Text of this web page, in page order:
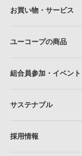
お買い物・サービス
ユーコープの商品
組合員参加・イベント
サステナブル
採用情報